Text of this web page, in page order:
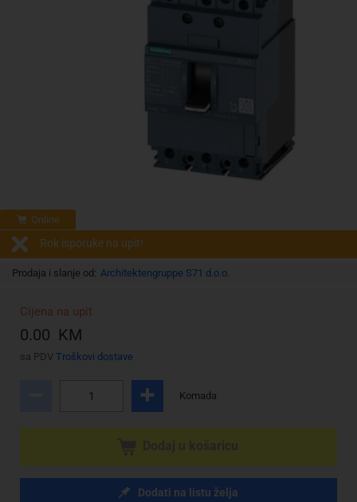
Online
Rok isporuke na upit!
Prodaja i slanje od: Architektengruppe S71 d.o.o.
Cijena na upit
0.00 KM
sa PDV Troškovi dostave
Komada
Dodati na listu želja